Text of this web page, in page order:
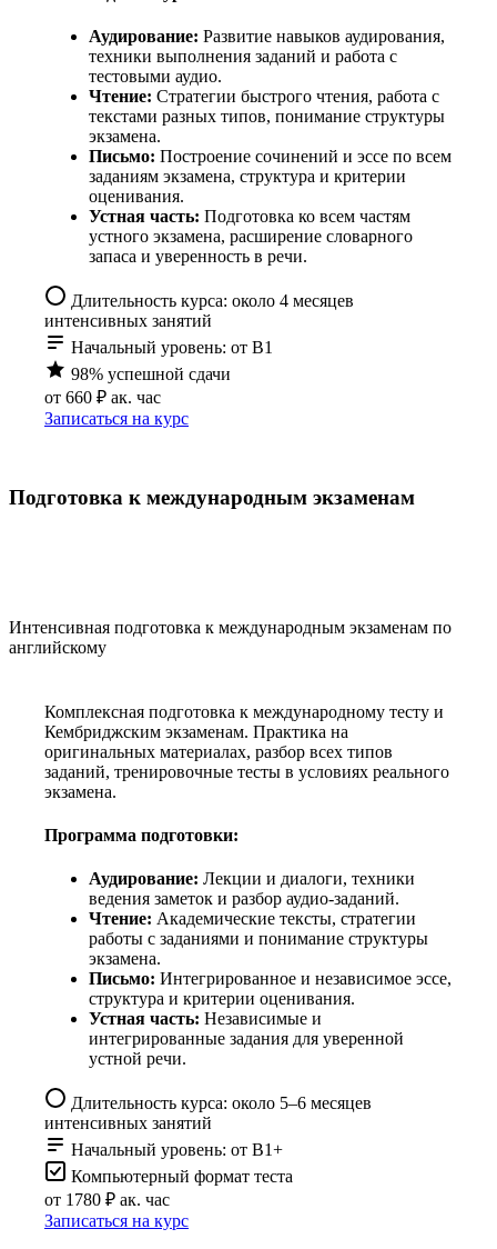
Аудирование: Развитие навыков аудирования,
техники выполнения заданий и работа с
тестовыми аудио.
Чтение: Стратегии быстрого чтения, работа с
текстами разных типов, понимание структуры
экзамена.
Письмо: Построение сочинений и эссе по всем
заданиям экзамена, структура и критерии
оценивания.
Устная часть: Подготовка ко всем частям
устного экзамена, расширение словарного
запаса и уверенность в речи.
Длительность курса: около 4 месяцев
интенсивных занятий
Начальный уровень: от B1
98% успешной сдачи
от 660 ₽ ак. час
Записаться на курс
Подготовка к международным экзаменам
Интенсивная подготовка к международным экзаменам по
английскому
Комплексная подготовка к международному тесту и
Кембриджским экзаменам. Практика на
оригинальных материалах, разбор всех типов
заданий, тренировочные тесты в условиях реального
экзамена.
Программа подготовки:
Аудирование: Лекции и диалоги, техники
ведения заметок и разбор аудио-заданий.
Чтение: Академические тексты, стратегии
работы с заданиями и понимание структуры
экзамена.
Письмо: Интегрированное и независимое эссе,
структура и критерии оценивания.
Устная часть: Независимые и
интегрированные задания для уверенной
устной речи.
Длительность курса: около 5–6 месяцев
интенсивных занятий
Начальный уровень: от B1+
Компьютерный формат теста
от 1780 ₽ ак. час
Записаться на курс